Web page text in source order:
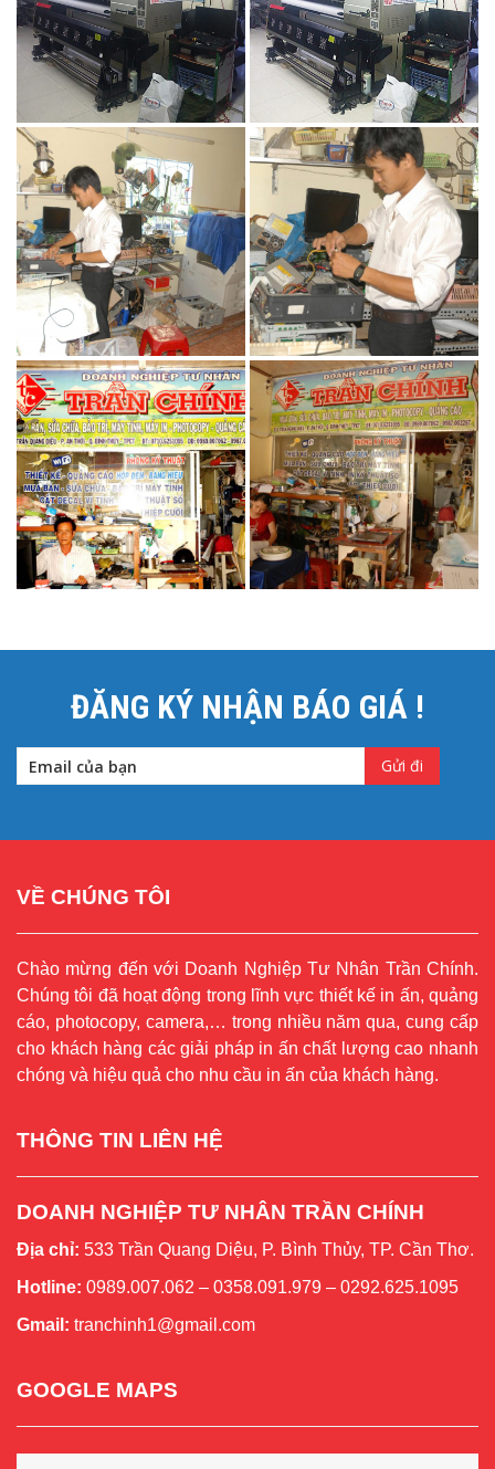
ĐĂNG KÝ NHẬN BÁO GIÁ !
VỀ CHÚNG TÔI
Chào mừng đến với Doanh Nghiệp Tư Nhân Trần Chính.
Chúng tôi đã hoạt động trong lĩnh vực thiết kế in ấn, quảng
cáo, photocopy, camera,… trong nhiều năm qua, cung cấp
cho khách hàng các giải pháp in ấn chất lượng cao nhanh
chóng và hiệu quả cho nhu cầu in ấn của khách hàng.
THÔNG TIN LIÊN HỆ
DOANH NGHIỆP TƯ NHÂN TRẦN CHÍNH
Địa chỉ: 533 Trần Quang Diệu, P. Bình Thủy, TP. Cần Thơ.
Hotline: 0989.007.062 – 0358.091.979 – 0292.625.1095
Gmail: tranchinh1@gmail.com
GOOGLE MAPS